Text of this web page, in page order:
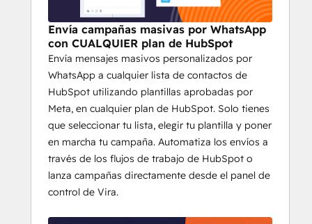
directamente a las propiedades de
HubSpot
Lanzacampañas promocionales
masivas
, automatiza los
seguimientos y mide el impacto en
los ingresos, todo ello desde
HubSpot
Envía mensajes de WhatsApp a
través de los flujos de trabajo de
HubSpot o directamente desde el
panel de control de Vira
WhatsApp y los mensajes directos
Envía campañas masivas por WhatsApp
con CUALQUIER plan de HubSpot
Envía mensajes masivos personalizados por
WhatsApp a cualquier lista de contactos de
HubSpot utilizando plantillas aprobadas por
Meta, en cualquier plan de HubSpot. Solo tienes
que seleccionar tu lista, elegir tu plantilla y poner
en marcha tu campaña. Automatiza los envíos a
través de los flujos de trabajo de HubSpot o
lanza campañas directamente desde el panel de
control de Vira.